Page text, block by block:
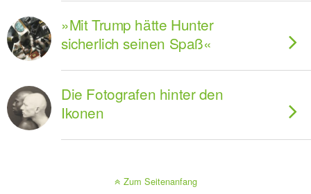
»Mit Trump hätte Hunter
sicherlich seinen Spaß«
Die Fotografen hinter den
Ikonen
Zum Seitenanfang